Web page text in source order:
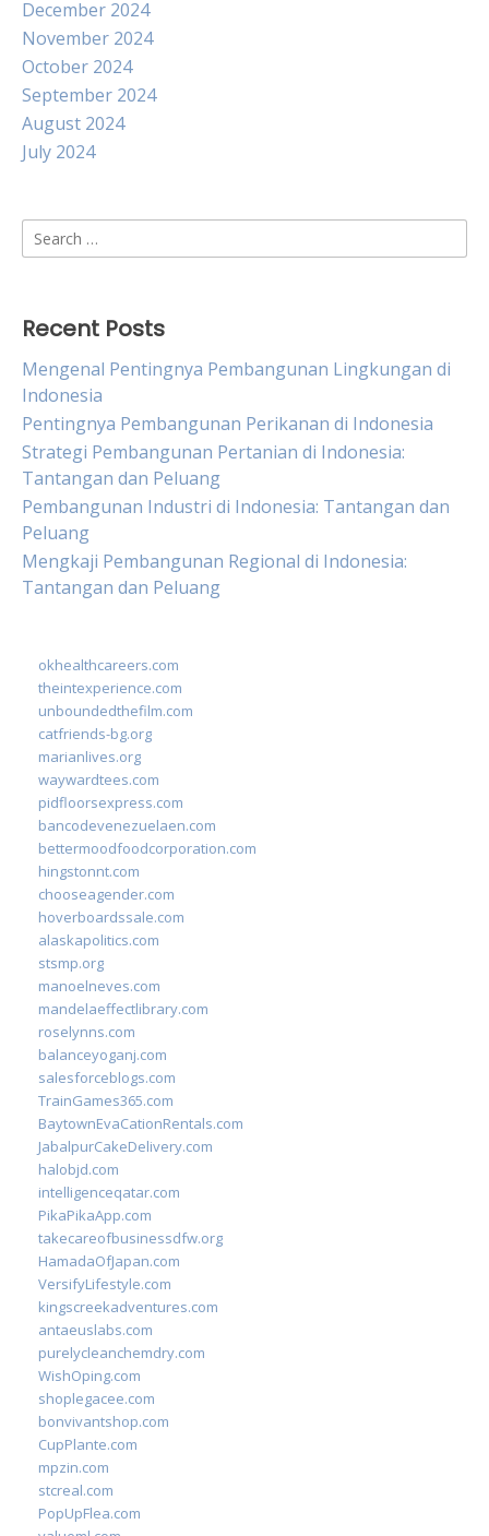
December 2024
November 2024
October 2024
September 2024
August 2024
July 2024
Search
for:
Recent Posts
Mengenal Pentingnya Pembangunan Lingkungan di
Indonesia
Pentingnya Pembangunan Perikanan di Indonesia
Strategi Pembangunan Pertanian di Indonesia:
Tantangan dan Peluang
Pembangunan Industri di Indonesia: Tantangan dan
Peluang
Mengkaji Pembangunan Regional di Indonesia:
Tantangan dan Peluang
okhealthcareers.com
theintexperience.com
unboundedthefilm.com
catfriends-bg.org
marianlives.org
waywardtees.com
pidfloorsexpress.com
bancodevenezuelaen.com
bettermoodfoodcorporation.com
hingstonnt.com
chooseagender.com
hoverboardssale.com
alaskapolitics.com
stsmp.org
manoelneves.com
mandelaeffectlibrary.com
roselynns.com
balanceyoganj.com
salesforceblogs.com
TrainGames365.com
BaytownEvaCationRentals.com
JabalpurCakeDelivery.com
halobjd.com
intelligenceqatar.com
PikaPikaApp.com
takecareofbusinessdfw.org
HamadaOfJapan.com
VersifyLifestyle.com
kingscreekadventures.com
antaeuslabs.com
purelycleanchemdry.com
WishOping.com
shoplegacee.com
bonvivantshop.com
CupPlante.com
mpzin.com
stcreal.com
PopUpFlea.com